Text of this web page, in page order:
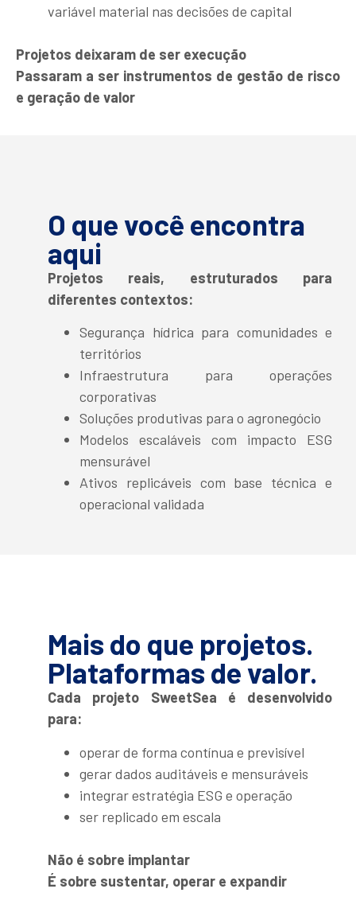
variável material nas decisões de capital
Projetos deixaram de ser execução
Passaram a ser instrumentos de gestão de risco
e geração de valor
Projetos reais, estruturados para
diferentes contextos:
Segurança hídrica para comunidades e
territórios
Infraestrutura para operações
corporativas
Soluções produtivas para o agronegócio
Modelos escaláveis com impacto ESG
mensurável
Ativos replicáveis com base técnica e
operacional validada
O que você encontra
aqui
Mais do que projetos.
Plataformas de valor.
Cada projeto SweetSea é desenvolvido
para:
operar de forma contínua e previsível
gerar dados auditáveis e mensuráveis
integrar estratégia ESG e operação
ser replicado em escala
Não é sobre implantar
É sobre sustentar, operar e expandir